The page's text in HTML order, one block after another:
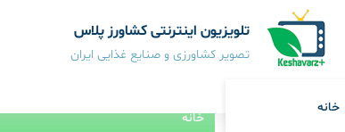
تلویزیون اینترنتی کشاورز پلاس
تصویر کشاورزی و صنایع غذایی ایران
خانه
خانه